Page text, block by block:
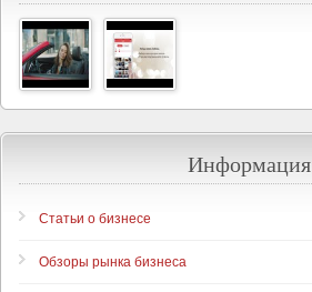
Информация
Статьи о бизнесе
Обзоры рынка бизнеса